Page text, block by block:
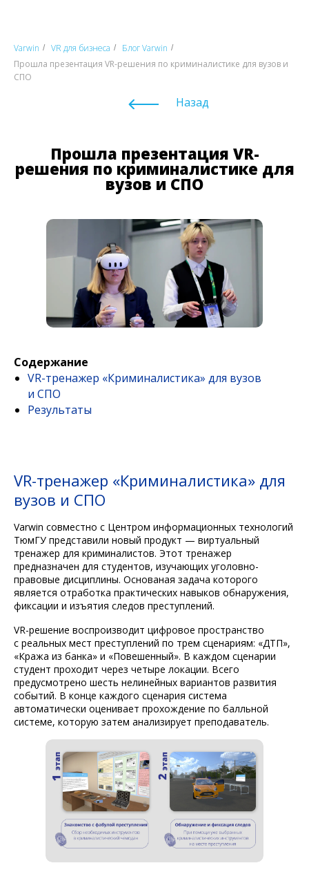
Varwin / VR для бизнеса / Блог Varwin /
Прошла презентация VR-решения по криминалистике для вузов и
СПО
Назад
Прошла презентация VR-
решения по криминалистике для
вузов и СПО
Содержание
VR-тренажер «Криминалистика» для вузов
и СПО
Результаты
VR-тренажер «Криминалистика» для
вузов и СПО
Varwin совместно с Центром информационных технологий
ТюмГУ представили новый продукт — виртуальный
тренажер для криминалистов. Этот тренажер
предназначен для студентов, изучающих уголовно-
правовые дисциплины. Основаная задача которого
является отработка практических навыков обнаружения,
фиксации и изъятия следов преступлений.
VR-решение воспроизводит цифровое пространство
с реальных мест преступлений по трем сценариям: «ДТП»,
«Кража из банка» и «Повешенный». В каждом сценарии
студент проходит через четыре локации. Всего
предусмотрено шесть нелинейных вариантов развития
событий. В конце каждого сценария система
автоматически оценивает прохождение по балльной
системе, которую затем анализирует преподаватель.